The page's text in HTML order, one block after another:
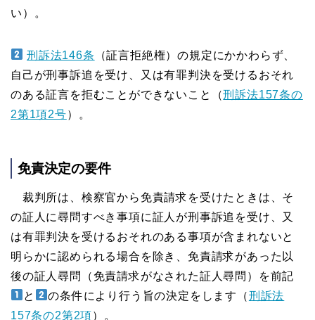
い）。
刑訴法146条 （証言拒絶権）の規定にかかわらず、
自己が刑事訴追を受け、又は有罪判決を受けるおそれ
のある証言を拒むことができないこと（刑訴法157条の
2第1項2号）。
免責決定の要件
裁判所は、検察官から免責請求を受けたときは、そ
の証人に尋問すべき事項に証人が刑事訴追を受け、又
は有罪判決を受けるおそれのある事項が含まれないと
明らかに認められる場合を除き、免責請求があった以
後の証人尋問（免責請求がなされた証人尋問）
を前記
と
の条件により行う旨の決定をします（刑訴法
157条の2第2項）。